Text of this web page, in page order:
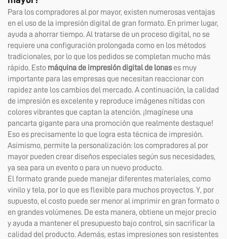
Para los compradores al por mayor, existen numerosas ventajas
en el uso de la impresión digital de gran formato. En primer lugar,
ayuda a ahorrar tiempo. Al tratarse de un proceso digital, no se
requiere una configuración prolongada como en los métodos
tradicionales, por lo que los pedidos se completan mucho más
rápido. Esto máquina de impresión digital de lonases muy
importante para las empresas que necesitan reaccionar con
rapidez ante los cambios del mercado. A continuación, la calidad
de impresión es excelente y reproduce imágenes nítidas con
colores vibrantes que captan la atención. ¡Imagínese una
pancarta gigante para una promoción que realmente destaque!
Eso es precisamente lo que logra esta técnica de impresión.
Asimismo, permite la personalización: los compradores al por
mayor pueden crear diseños especiales según sus necesidades,
ya sea para un evento o para un nuevo producto.
El formato grande puede manejar diferentes materiales, como
vinilo y tela, por lo que es flexible para muchos proyectos. Y, por
supuesto, el costo puede ser menor al imprimir en gran formato o
en grandes volúmenes. De esta manera, obtiene un mejor precio
y ayuda a mantener el presupuesto bajo control, sin sacrificar la
calidad del producto. Además, estas impresiones son resistentes